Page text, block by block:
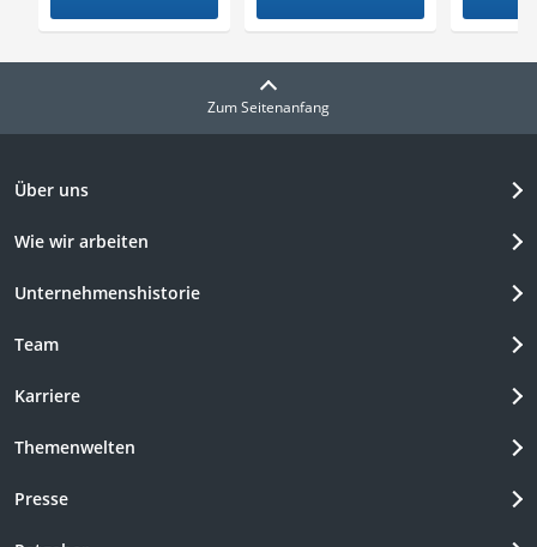
Zum Seitenanfang
Über uns
Wie wir arbeiten
Unternehmenshistorie
Team
Karriere
Themenwelten
Presse